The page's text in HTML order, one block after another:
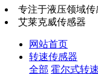
专注于液压领域传
艾莱克威传感器
网站首页
转速传感器
全部 霍尔式转